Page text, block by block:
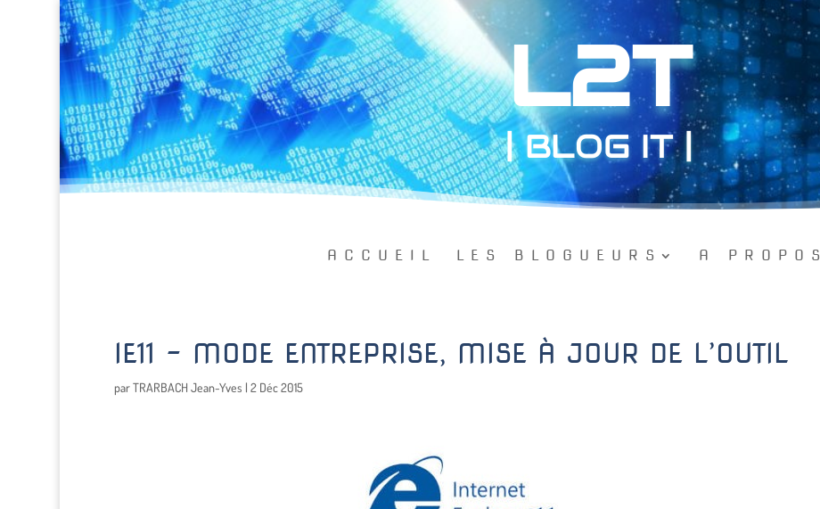
L2T
| BLOG IT |
ACCUEIL LES BLOGUEURS A PROPOS
IE11 – MODE ENTREPRISE, MISE À JOUR DE L’OUTIL
parTRARBACH Jean-Yves | 2 Déc 2015